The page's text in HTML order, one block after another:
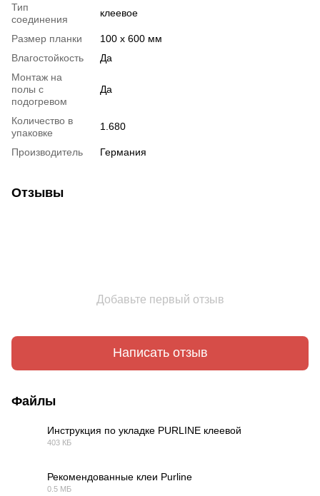
Тип
соединения
клеевое
Размер планки
100 x 600 мм
Влагостойкость
Да
Монтаж на
полы с
подогревом
Да
Количество в
упаковке
1.680
Производитель Германия
Отзывы
Добавьте первый отзыв
Написать отзыв
Файлы
Инструкция по укладке PURLINE клеевой
403 КБ
Рекомендованные клеи Purline
0.5 МБ